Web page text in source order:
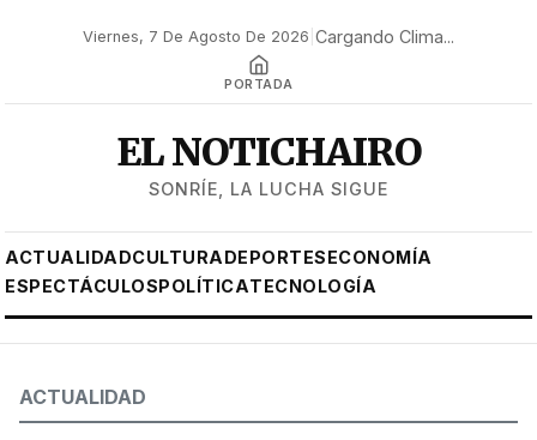
Viernes, 7 De Agosto De 2026 Cargando Clima...
PORTADA
EL NOTICHAIRO
SONRÍE, LA LUCHA SIGUE
ACTUALIDADCULTURADEPORTESECONOMÍA
ESPECTÁCULOSPOLÍTICATECNOLOGÍA
ACTUALIDAD